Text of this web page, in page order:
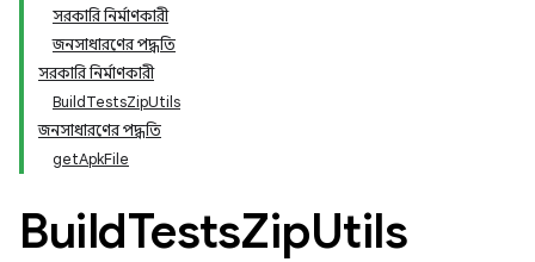
সরকারি নির্মাণকারী
জনসাধারণের পদ্ধতি
সরকারি নির্মাণকারী
BuildTestsZipUtils
জনসাধারণের পদ্ধতি
getApkFile
BuildTestsZipUtils